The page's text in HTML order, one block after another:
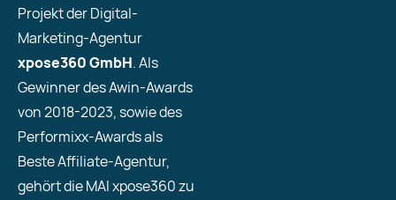
Projekt der Digital-
Marketing-Agentur
xpose360 GmbH. Als
Gewinner des Awin-Awards
von 2018-2023, sowie des
Performixx-Awards als
Beste Affiliate-Agentur,
gehört die MAI xpose360 zu